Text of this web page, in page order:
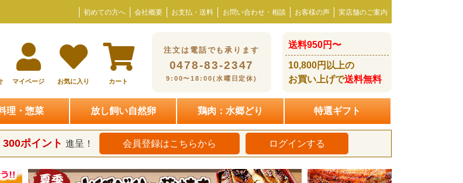
初めての方へ 会社概要 お支払・送料 お問い合わせ・相談 お客様の声 実店舗のご案内
マイページ お気に入り カート
注文は電話でも承ります
0478-83-2347
9:00〜18:00(水曜日定休)
送料950円〜
10,800円以上の
お買い上げで送料無料
理・惣菜 放し飼い自然卵 鶏肉：水郷どり 特選ギフト
300ポイント 進呈！ 会員登録はこちらから ログインする